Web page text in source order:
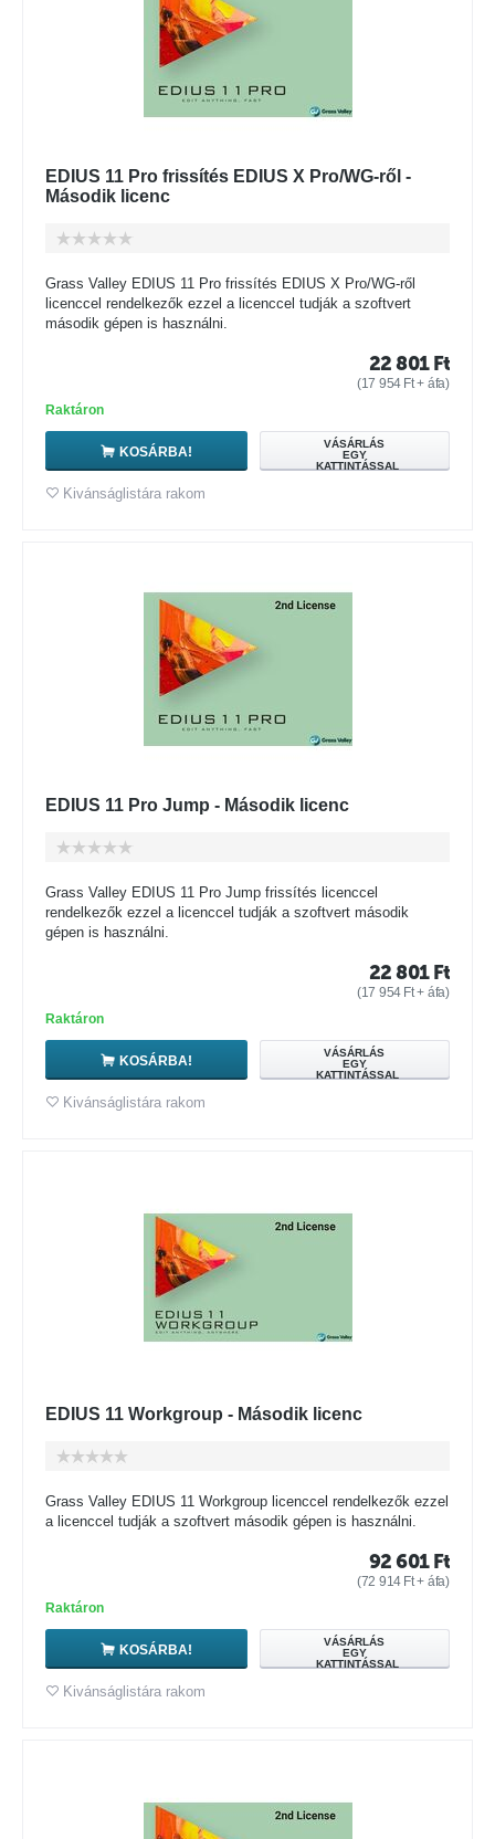
EDIUS 11 Pro frissítés EDIUS X Pro/WG-ről -
Második licenc
Grass Valley EDIUS 11 Pro frissítés EDIUS X Pro/WG-ről
licenccel rendelkezők ezzel a licenccel tudják a szoftvert
második gépen is használni.
22 801 Ft
(17 954 Ft+ áfa)
Raktáron
KOSÁRBA!
VÁSÁRLÁS
EGY
KATTINTÁSSAL
Kivánságlistára rakom
EDIUS 11 Pro Jump - Második licenc
Grass Valley EDIUS 11 Pro Jump frissítés licenccel
rendelkezők ezzel a licenccel tudják a szoftvert második
gépen is használni.
22 801 Ft
(17 954 Ft+ áfa)
Raktáron
KOSÁRBA!
VÁSÁRLÁS
EGY
KATTINTÁSSAL
Kivánságlistára rakom
EDIUS 11 Workgroup - Második licenc
Grass Valley EDIUS 11 Workgroup licenccel rendelkezők ezzel
a licenccel tudják a szoftvert második gépen is használni.
92 601 Ft
(72 914 Ft+ áfa)
Raktáron
KOSÁRBA!
VÁSÁRLÁS
EGY
KATTINTÁSSAL
Kivánságlistára rakom